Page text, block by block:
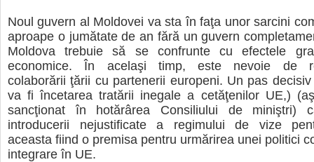
Noul guvern al Moldovei va sta în faţa unor sarcini
aproape o jumătate de an fără un guvern
Moldova trebuie să se confrunte cu efectele
economice. În acelaşi timp, este nevoie de
colaborării ţării cu partenerii europeni. Un pas
va fi încetarea tratării inegale a cetăţenilor UE,)
sancţionat în hotărârea Consiliului de miniştri)
introducerii nejustificate a regimului de vize
aceasta fiind o premisa pentru urmărirea unei politici
integrare în UE.